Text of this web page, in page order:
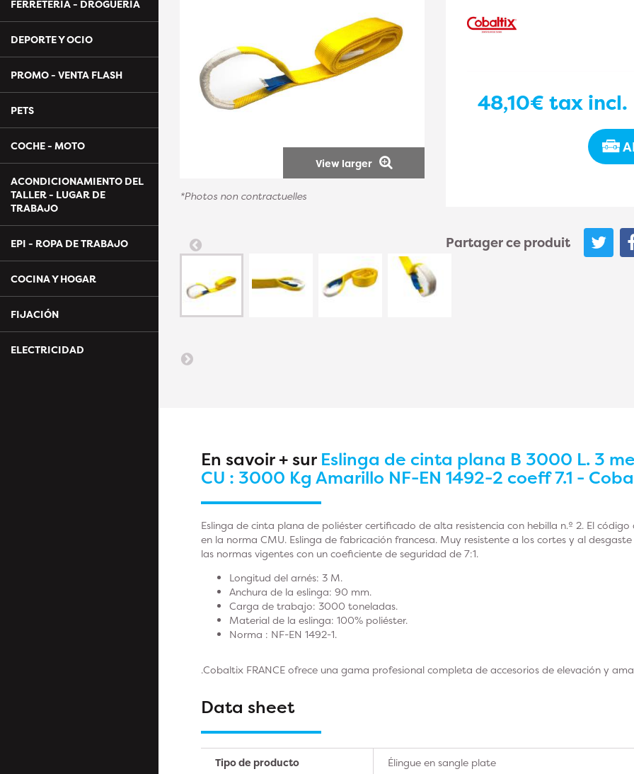
FERRETERÍA - DROGUERÍA
DEPORTE Y OCIO
PROMO - VENTA FLASH
PETS
COCHE - MOTO
ACONDICIONAMIENTO DEL
TALLER - LUGAR DE
TRABAJO
EPI - ROPA DE TRABAJO
COCINA Y HOGAR
FIJACIÓN
ELECTRICIDAD
View larger
*Photos non contractuelles
48,10€ tax incl.
Partager ce produit
En savoir + sur Eslinga de cinta plana B 3000 L. 3
CU : 3000 Kg Amarillo NF-EN 1492-2 coeff 7.1 -
Eslinga de cinta plana de poliéster certificado de alta resistencia con hebilla n.º 2. El
en la norma CMU. Eslinga de fabricación francesa. Muy resistente a los cortes y al
las normas vigentes con un coeficiente de seguridad de 7:1.
Longitud del arnés: 3 M.
Anchura de la eslinga: 90 mm.
Carga de trabajo: 3000 toneladas.
Material de la eslinga: 100% poliéster.
Norma : NF-EN 1492-1.
.Cobaltix FRANCE ofrece una gama profesional completa de accesorios de elevación y
Data sheet
Tipo de producto Élingue en sangle plate